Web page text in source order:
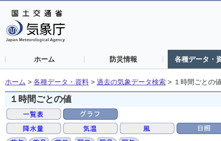
ホーム 防災情報 各種データ・
ホーム > 各種データ・資料 > 過去の気象データ検索 > １時間ごとの
１時間ごとの値